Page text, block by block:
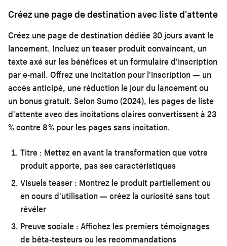
Créez une page de destination avec liste d'attente
Créez une page de destination dédiée 30 jours avant le
lancement. Incluez un teaser produit convaincant, un
texte axé sur les bénéfices et un formulaire d'inscription
par e-mail. Offrez une incitation pour l'inscription — un
accès anticipé, une réduction le jour du lancement ou
un bonus gratuit. Selon Sumo (2024), les pages de liste
d'attente avec des incitations claires convertissent à 23
% contre 8 % pour les pages sans incitation.
Titre : Mettez en avant la transformation que votre
produit apporte, pas ses caractéristiques
Visuels teaser : Montrez le produit partiellement ou
en cours d'utilisation — créez la curiosité sans tout
révéler
Preuve sociale : Affichez les premiers témoignages
de bêta-testeurs ou les recommandations